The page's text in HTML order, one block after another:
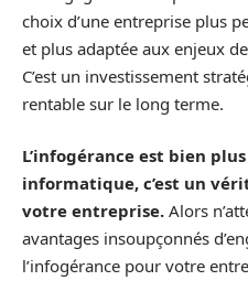
choix d’une entreprise plus
et plus adaptée aux enjeux
C’est un investissement
rentable sur le long terme.
L’infogérance est bien
informatique, c’est un
votre entreprise. Alors
avantages insoupçonnés
l’infogérance pour votre